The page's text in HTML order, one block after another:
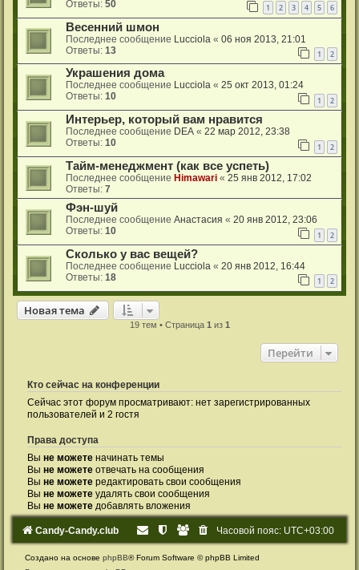
Ответы: 50 1 2 3 4 5 6
Весенний шмон
Последнее сообщение Lucciola « 06 ноя 2013, 21:01
Ответы: 13 1 2
Украшения дома
Последнее сообщение Lucciola « 25 окт 2013, 01:24
Ответы: 10 1 2
Интерьер, который вам нравится
Последнее сообщение DEA « 22 мар 2012, 23:38
Ответы: 10 1 2
Тайм-менеджмент (как все успеть)
Последнее сообщение Himawari « 25 янв 2012, 17:02
Ответы: 7
Фэн-шуй
Последнее сообщение Анастасия « 20 янв 2012, 23:06
Ответы: 10 1 2
Сколько у вас вещей?
Последнее сообщение Lucciola « 20 янв 2012, 16:44
Ответы: 18 1 2
Новая тема
19 тем • Страница 1 из 1
Перейти
Кто сейчас на конференции
Сейчас этот форум просматривают: нет зарегистрированных
пользователей и 2 гостя
Права доступа
Вы не можете начинать темы
Вы не можете отвечать на сообщения
Вы не можете редактировать свои сообщения
Вы не можете удалять свои сообщения
Вы не можете добавлять вложения
Candy-Candy.club Часовой пояс: UTC+03:00
Создано на основе phpBB® Forum Software © phpBB Limited